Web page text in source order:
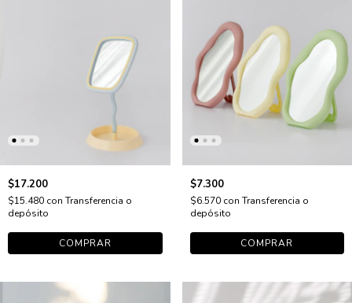
$17.200
$15.480 con Transferencia o
depósito
COMPRAR
$7.300
$6.570 con Transferencia o
depósito
COMPRAR